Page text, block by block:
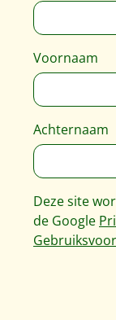
Voornaam
Achternaam
Deze site
de Google